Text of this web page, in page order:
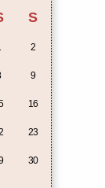
S
2
9
16
23
30